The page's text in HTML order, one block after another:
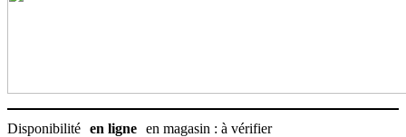
Disponibilité en ligne en magasin : à vérifier